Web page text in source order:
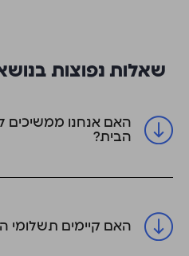
שאלות נפוצות
האם אנחנו ממשיכים
הבית?
האם קיימים תשלומי